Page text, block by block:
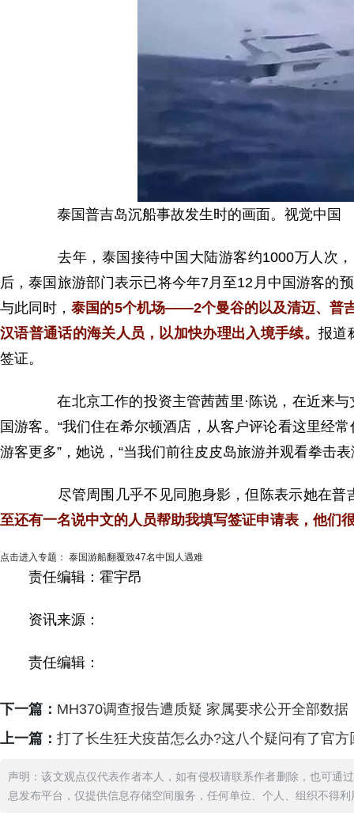
泰国普吉岛沉船事故发生时的画面。视觉中国
去年，泰国接待中国大陆游客约1000万人次，
后，泰国旅游部门表示已将今年7月至12月中国游客的
与此同时，泰国的5个机场——2个曼谷的以及清迈、普
汉语普通话的海关人员，以加快办理出入境手续。 报道
签证。
在北京工作的投资主管茜茜里·陈说，在近来与
国游客。“我们住在希尔顿酒店，从客户评论看这里经
游客更多”，她说，“当我们前往皮皮岛旅游并观看拳击
尽管周围几乎不见同胞身影，但陈表示她在普
至还有一名说中文的人员帮助我填写签证申请表，他们
点击进入专题： 泰国游船翻覆致47名中国人遇难
责任编辑：霍宇昂
资讯来源：
责任编辑：
下一篇： MH370调查报告遭质疑 家属要求公开全部数据
上一篇： 打了长生狂犬疫苗怎么办?这八个疑问有了官方
声明：该文观点仅代表作者本人，如有侵权请联系作者删除，也可通
息发布平台，仅提供信息存储空间服务，任何单位、个人、组织不得